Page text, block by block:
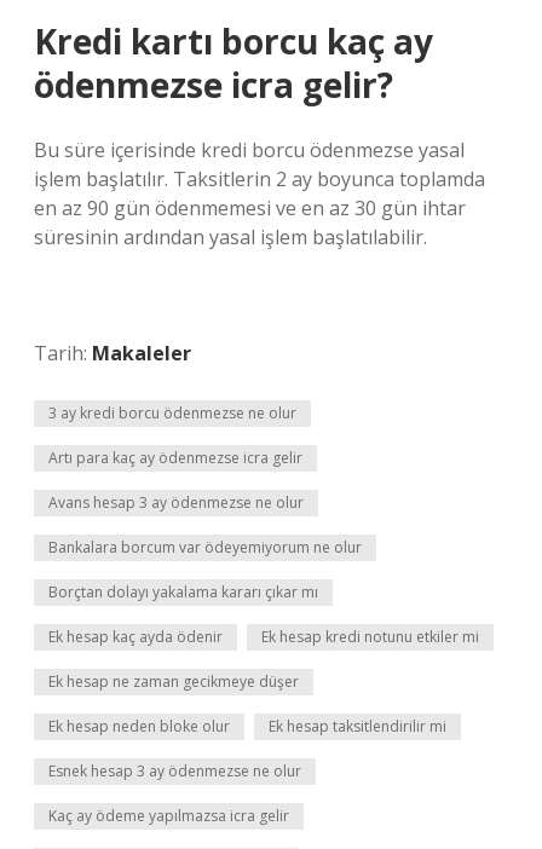
Kredi kartı borcu kaç ay
ödenmezse icra gelir?
Bu süre içerisinde kredi borcu ödenmezse yasal
işlem başlatılır. Taksitlerin 2 ay boyunca toplamda
en az 90 gün ödenmemesi ve en az 30 gün ihtar
süresinin ardından yasal işlem başlatılabilir.
Tarih: Makaleler
3 ay kredi borcu ödenmezse ne olur
Artı para kaç ay ödenmezse icra gelir
Avans hesap 3 ay ödenmezse ne olur
Bankalara borcum var ödeyemiyorum ne olur
Borçtan dolayı yakalama kararı çıkar mı
Ek hesap kaç ayda ödenir Ek hesap kredi notunu etkiler mi
Ek hesap ne zaman gecikmeye düşer
Ek hesap neden bloke olur Ek hesap taksitlendirilir mi
Esnek hesap 3 ay ödenmezse ne olur
Kaç ay ödeme yapılmazsa icra gelir